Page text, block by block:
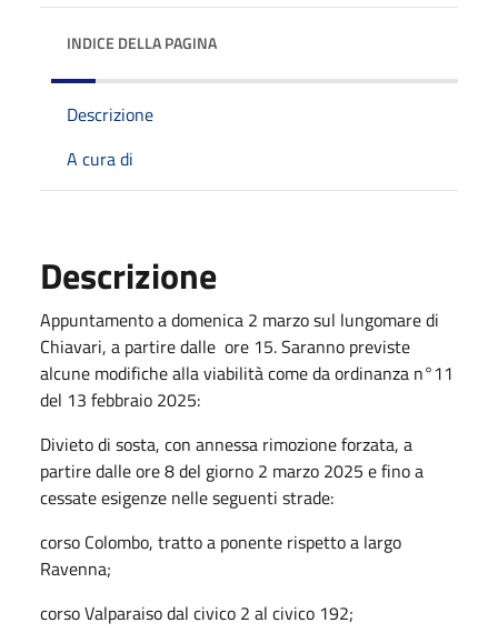
INDICE DELLA PAGINA
Descrizione
A cura di
Descrizione
Appuntamento a domenica 2 marzo sul lungomare di
Chiavari, a partire dalle ore 15. Saranno previste
alcune modifiche alla viabilità come da ordinanza n°11
del 13 febbraio 2025:
Divieto di sosta, con annessa rimozione forzata, a
partire dalle ore 8 del giorno 2 marzo 2025 e fino a
cessate esigenze nelle seguenti strade:
corso Colombo, tratto a ponente rispetto a largo
Ravenna;
corso Valparaiso dal civico 2 al civico 192;